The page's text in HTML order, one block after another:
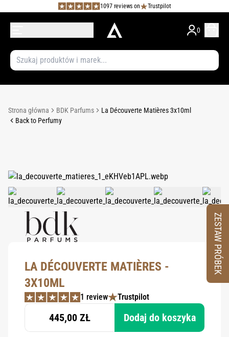
1097 reviews on Trustpilot
0
Strona główna BDK Parfums
La Découverte Matières 3x10ml
Back to Perfumy
LA DÉCOUVERTE MATIÈRES -
3X10ML
1 review Trustpilot
445,00 ZŁ Dodaj do koszyka
ZESTAW PRÓBEK